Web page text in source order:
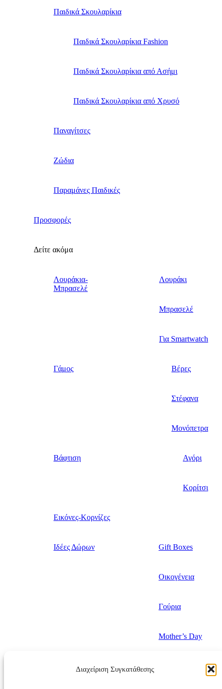
Διαχείριση Συγκατάθεσης
Παιδικά Σκουλαρίκια
Παιδικά Σκουλαρίκια Fashion
Παιδικά Σκουλαρίκια από Ασήμι
Παιδικά Σκουλαρίκια από Χρυσό
Παναγίτσες
Ζώδια
Παραμάνες Παιδικές
Προσφορές
Δείτε ακόμα
Λουράκια-
Μπρασελέ
Λουράκι
Μπρασελέ
Για Smartwatch
Γάμος Βέρες
Στέφανα
Μονόπετρα
Βάφτιση Αγόρι
Κορίτσι
Εικόνες-Κορνίζες
Ιδέες Δώρων Gift Boxes
Οικογένεια
Γούρια
Mother’s Day
Valentine’s Day